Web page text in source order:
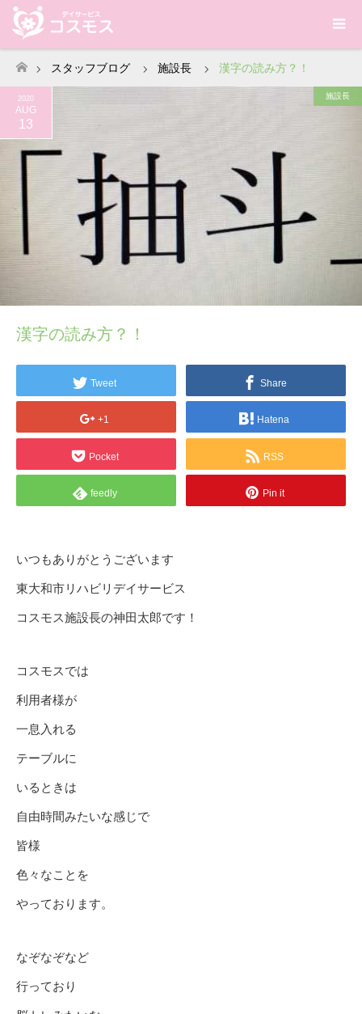
ホーム
スタッフブログ 施設長 漢字の読み方？！
2020
AUG
13
施設長
漢字の読み方？！
Tweet Share
+1 Hatena
Pocket RSS
feedly Pin it
いつもありがとうございます
東大和市リハビリデイサービス
コスモス施設長の神田太郎です！
コスモスでは
利用者様が
一息入れる
テーブルに
いるときは
自由時間みたいな感じで
皆様
色々なことを
やっております。
なぞなぞなど
行っており